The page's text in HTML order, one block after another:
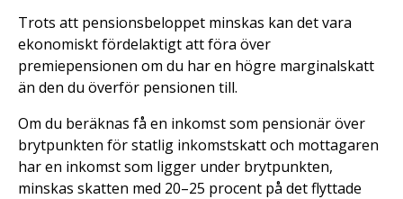
Trots att pensionsbeloppet minskas kan det vara
ekonomiskt fördelaktigt att föra över
premiepensionen om du har en högre marginalskatt
än den du överför pensionen till.
Om du beräknas få en inkomst som pensionär över
brytpunkten för statlig inkomstskatt och mottagaren
har en inkomst som ligger under brytpunkten,
minskas skatten med 20–25 procent på det flyttade